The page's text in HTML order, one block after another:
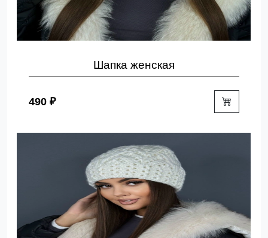
Шапка женская
490 ₽